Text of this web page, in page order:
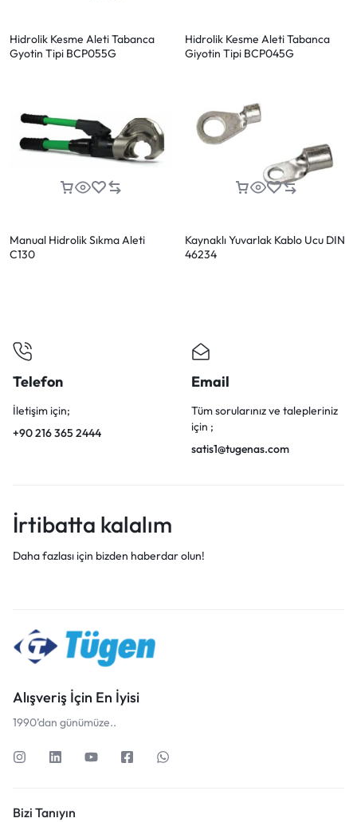
Hidrolik Kesme Aleti Tabanca
Gyotin Tipi BCP055G
Hidrolik Kesme Aleti Tabanca
Giyotin Tipi BCP045G
Manual Hidrolik Sıkma Aleti
C130
Kaynaklı Yuvarlak Kablo Ucu DIN
46234
Telefon
İletişim için;
+90 216 365 2444
Email
Tüm sorularınız ve talepleriniz
için ;
satis1@tugenas.com
İrtibatta kalalım
Daha fazlası için bizden haberdar olun!
Alışveriş İçin En İyisi
1990’dan günümüze..
Bizi Tanıyın